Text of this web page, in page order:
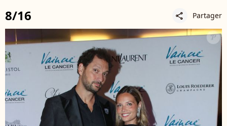
8/16 share Partager